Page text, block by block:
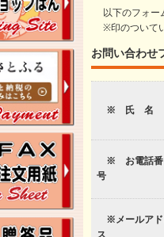
以下のフォー
※印のついて
お問い合わせ
※ 氏 名
※ お電話番
号
※メールアド
ス